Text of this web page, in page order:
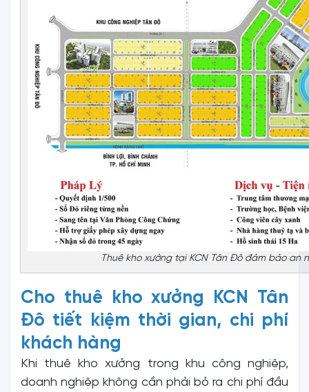
Thuê kho xưởng tại KCN Tân Đô đảm bảo an
Cho thuê kho xưởng KCN Tân
Đô tiết kiệm thời gian, chi phí
khách hàng
Khi thuê kho xưởng trong khu công nghiệp,
doanh nghiệp không cần phải bỏ ra chi phí đầu